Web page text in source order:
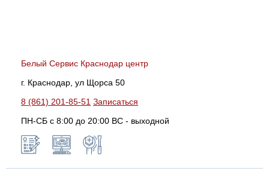
Белый Сервис Краснодар центр
г. Краснодар, ул Щорса 50
8 (861) 201-85-51 Записаться
ПН-СБ с 8:00 до 20:00 ВС - выходной